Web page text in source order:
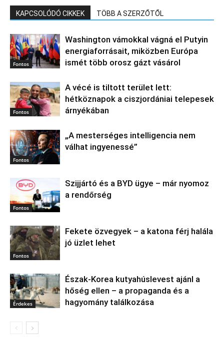
KAPCSOLÓDÓ CIKKEK TÖBB A SZERZŐTŐL
Fontos
Washington vámokkal vágná el Putyin
energiaforrásait, miközben Európa
ismét több orosz gázt vásárol
Fontos
A vécé is tiltott terület lett:
hétköznapok a ciszjordániai telepesek
árnyékában
Fontos
„A mesterséges intelligencia nem
válhat ingyenessé”
Fontos
Szijjártó és a BYD ügye – már nyomoz
a rendőrség
Fontos
Fekete özvegyek – a katona férj halála
jó üzlet lehet
Érdekes
Észak‑Korea kutyahúslevest ajánl a
hőség ellen – a propaganda és a
hagyomány találkozása